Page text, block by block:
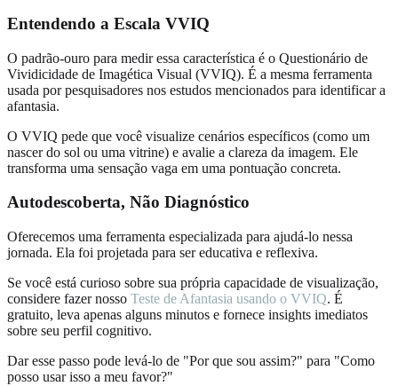
Entendendo a Escala VVIQ
O padrão-ouro para medir essa característica é o Questionário de
Vividicidade de Imagética Visual (VVIQ). É a mesma ferramenta
usada por pesquisadores nos estudos mencionados para identificar a
afantasia.
O VVIQ pede que você visualize cenários específicos (como um
nascer do sol ou uma vitrine) e avalie a clareza da imagem. Ele
transforma uma sensação vaga em uma pontuação concreta.
Autodescoberta, Não Diagnóstico
Oferecemos uma ferramenta especializada para ajudá-lo nessa
jornada. Ela foi projetada para ser educativa e reflexiva.
Se você está curioso sobre sua própria capacidade de visualização,
considere fazer nosso Teste de Afantasia usando o VVIQ. É
gratuito, leva apenas alguns minutos e fornece insights imediatos
sobre seu perfil cognitivo.
Dar esse passo pode levá-lo de "Por que sou assim?" para "Como
posso usar isso a meu favor?"